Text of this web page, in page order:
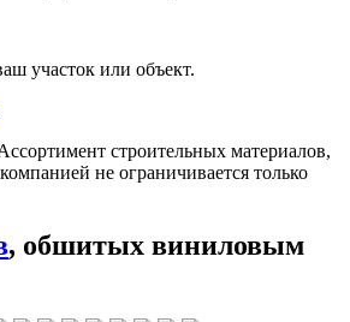
участок или объект.
строительных материалов,
не ограничивается только
, обшитых виниловым